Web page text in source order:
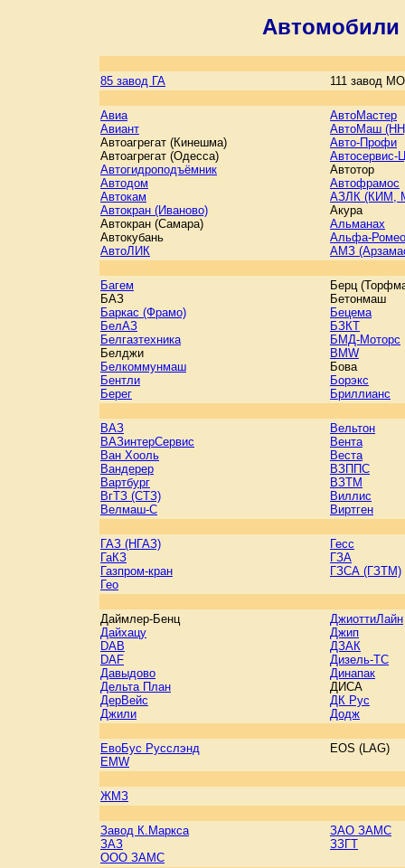
Автомобили
85 завод ГА 111 завод МО
Авиа
Авиант
Автоагрегат (Кинешма)
Автоагрегат (Одесса)
Автогидроподъёмник
Автодом
Автокам
Автокран (Иваново)
Автокран (Самара)
Автокубань
АвтоЛИК
АвтоМастер
АвтоМаш
Авто-Профи
Автосервис-
Автотор
Автофрамос
АЗЛК (КИМ,
Акура
Альманах
Альфа-Ромео
АМЗ
Багем
БАЗ
Баркас (Фрамо)
БелАЗ
Белгазтехника
Белджи
Белкоммунмаш
Бентли
Берег
Берц
Бетонмаш
Бецема
БЗКТ
БМД-Моторс
BMW
Бова
Борэкс
Бриллианс
ВАЗ
ВАЗинтерСервис
Ван Хооль
Вандерер
Вартбург
ВгТЗ (СТЗ)
Велмаш-С
Вельтон
Вента
Веста
ВЗППС
ВЗТМ
Виллис
Виртген
ГАЗ (НГАЗ)
ГаКЗ
Газпром-кран
Гео
Гесс
ГЗА
ГЗСА (ГЗТМ)
Даймлер-Бенц
Дайхацу
DAB
DAF
Давыдово
Дельта План
ДерВейс
Джили
ДжиоттиЛайн
Джип
ДЗАК
Дизель-ТС
Динапак
ДИСА
ДК Рус
Додж
ЕвоБус Русслэнд
EMW
EOS (LAG)
ЖМЗ
Завод К.Маркса
ЗАЗ
ООО ЗАМС
ЗАО ЗАМС
ЗЗГТ